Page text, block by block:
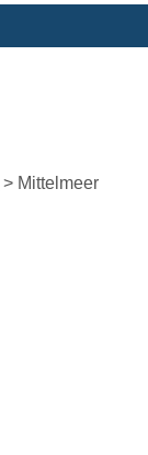
> Mittelmeer